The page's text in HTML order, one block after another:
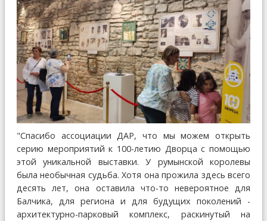
"Спасибо ассоциации ДАР, что мы можем открыть
серию мероприятий к 100-летию Дворца с помощью
этой уникальной выставки. У румынской королевы
была необычная судьба. Хотя она прожила здесь всего
десять лет, она оставила что-то невероятное для
Балчика, для региона и для будущих поколений -
архитектурно-парковый комплекс, раскинутый на